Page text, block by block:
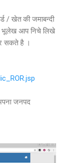
/ खेत की जमाबन्दी
भूलेख आप निचे लिखे
सकते है ।
जनपद